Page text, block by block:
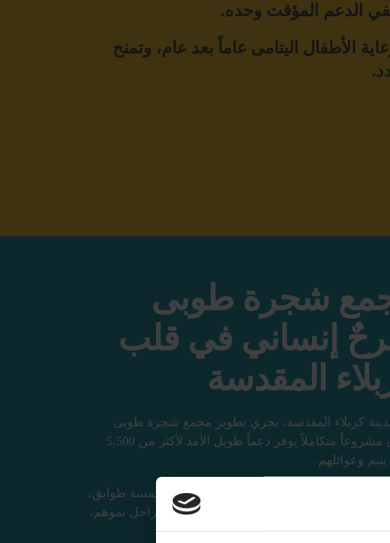
الدعم المؤقت وحده.
الأطفال اليتامى عاماً بعد عام، وتمنح
شجرة طوبى
إنساني في قلب
المقدسة
كربلاء المقدسة، يجري تطوير مجمع شجرة طوبى
ليكون مشروعاً متكاملاً يوفر دعماً طويل الأمد لأكثر من 5,500
وعوائلهم.
المجمع مركز الأنجم الزاهرة المؤلف من خمسة طوابق،
ليواكب احتياجات الأطفال في مختلف مراحل نموهم،
لهم بيئة آمنة للنمو والتعافي.